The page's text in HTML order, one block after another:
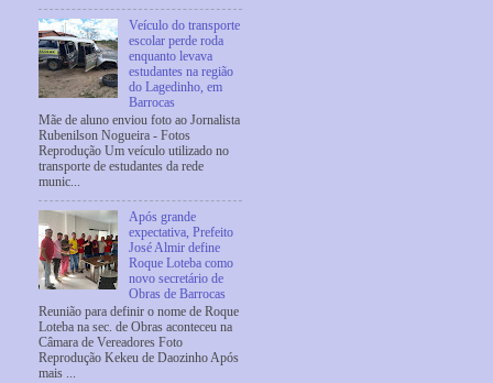
Veículo do transporte
escolar perde roda
enquanto levava
estudantes na região
do Lagedinho, em
Barrocas
Mãe de aluno enviou foto ao Jornalista
Rubenilson Nogueira - Fotos
Reprodução Um veículo utilizado no
transporte de estudantes da rede
munic...
Após grande
expectativa, Prefeito
José Almir define
Roque Loteba como
novo secretário de
Obras de Barrocas
Reunião para definir o nome de Roque
Loteba na sec. de Obras aconteceu na
Câmara de Vereadores Foto
Reprodução Kekeu de Daozinho Após
mais ...